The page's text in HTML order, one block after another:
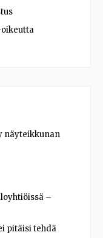
näyteikkunan
–
pitäisi tehdä